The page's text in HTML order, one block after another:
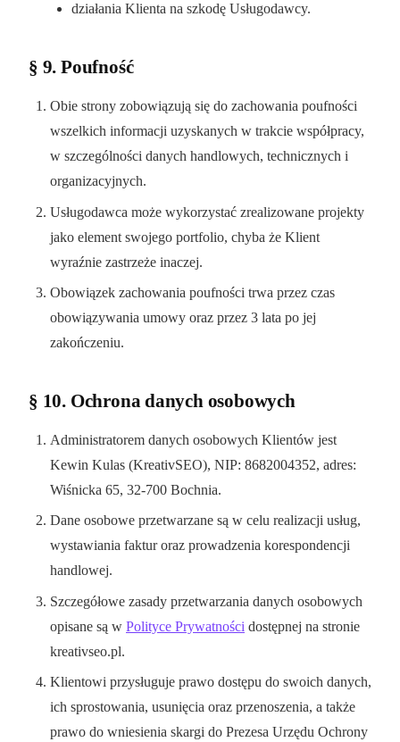
działania Klienta na szkodę Usługodawcy.
§ 9. Poufność
Obie strony zobowiązują się do zachowania poufności
wszelkich informacji uzyskanych w trakcie współpracy,
w szczególności danych handlowych, technicznych i
organizacyjnych.
Usługodawca może wykorzystać zrealizowane projekty
jako element swojego portfolio, chyba że Klient
wyraźnie zastrzeże inaczej.
Obowiązek zachowania poufności trwa przez czas
obowiązywania umowy oraz przez 3 lata po jej
zakończeniu.
§ 10. Ochrona danych osobowych
Administratorem danych osobowych Klientów jest
Kewin Kulas (KreativSEO), NIP: 8682004352, adres:
Wiśnicka 65, 32-700 Bochnia.
Dane osobowe przetwarzane są w celu realizacji usług,
wystawiania faktur oraz prowadzenia korespondencji
handlowej.
Szczegółowe zasady przetwarzania danych osobowych
opisane są w Polityce Prywatności dostępnej na stronie
kreativseo.pl.
Klientowi przysługuje prawo dostępu do swoich danych,
ich sprostowania, usunięcia oraz przenoszenia, a także
prawo do wniesienia skargi do Prezesa Urzędu Ochrony